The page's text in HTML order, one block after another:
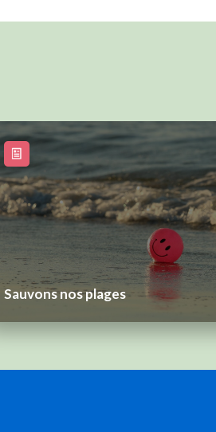
Sauvons nos plages